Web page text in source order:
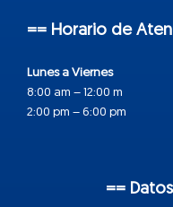
== Horario de
Lunes a Viernes
8:00 am – 12:00 m
2:00 pm – 6:00 pm
==